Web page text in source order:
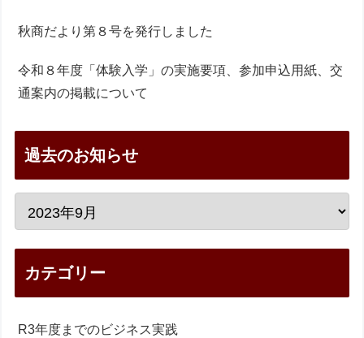
秋商だより第８号を発行しました
令和８年度「体験入学」の実施要項、参加申込用紙、交
通案内の掲載について
過去のお知らせ
カテゴリー
R3年度までのビジネス実践